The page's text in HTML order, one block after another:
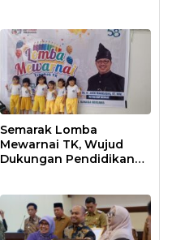
Semarak Lomba
Mewarnai TK, Wujud
Dukungan Pendidikan